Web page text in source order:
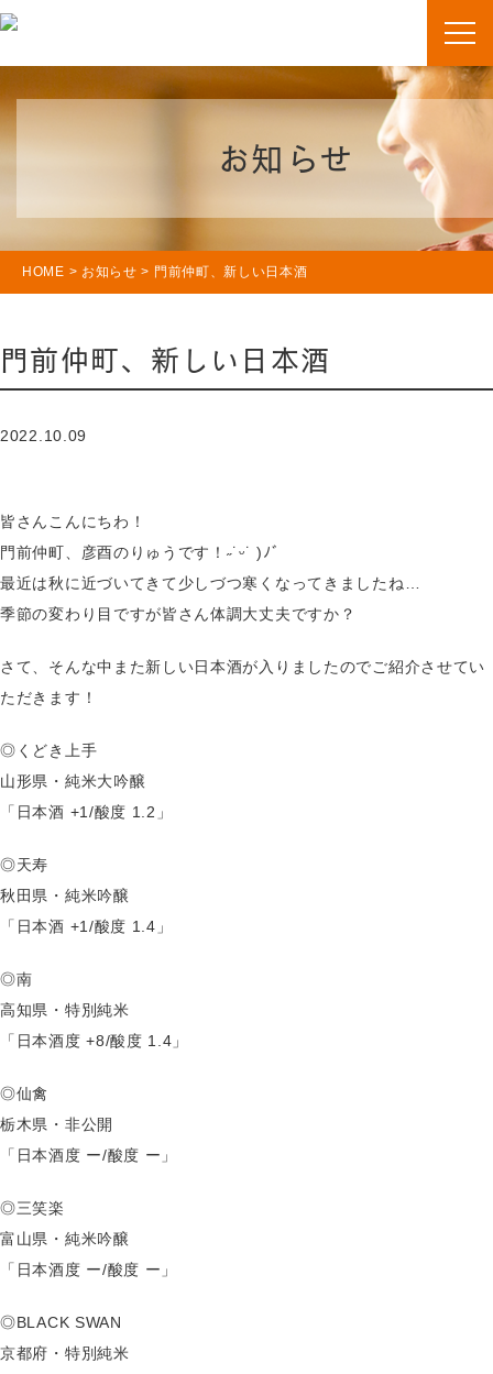
お知らせ
HOME > お知らせ > 門前仲町、新しい日本酒
門前仲町、新しい日本酒
2022.10.09
皆さんこんにちわ！
門前仲町、彦酉のりゅうです！˶˙ᵕ˙ )ﾉﾞ
最近は秋に近づいてきて少しづつ寒くなってきましたね…
季節の変わり目ですが皆さん体調大丈夫ですか？
さて、そんな中また新しい日本酒が入りましたのでご紹介させてい
ただきます！
◎くどき上手
山形県・純米大吟醸
「日本酒 +1/酸度 1.2」
◎天寿
秋田県・純米吟醸
「日本酒 +1/酸度 1.4」
◎南
高知県・特別純米
「日本酒度 +8/酸度 1.4」
◎仙禽
栃木県・非公開
「日本酒度 ー/酸度 ー」
◎三笑楽
富山県・純米吟醸
「日本酒度 ー/酸度 ー」
◎BLACK SWAN
京都府・特別純米